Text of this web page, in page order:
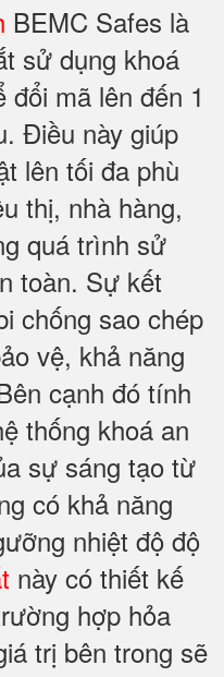
BEMC Safes là
sử dụng khoá
mã lên đến 1
Điều này giúp
lên tối đa phù
thị, nhà hàng,
quá trình sử
toàn. Sự kết
chống sao chép
vệ, khả năng
cạnh đó tính
thống khoá an
sự sáng tạo từ
có khả năng
nhiệt độ độ
này có thiết kế
hợp hỏa
trị bên trong sẽ